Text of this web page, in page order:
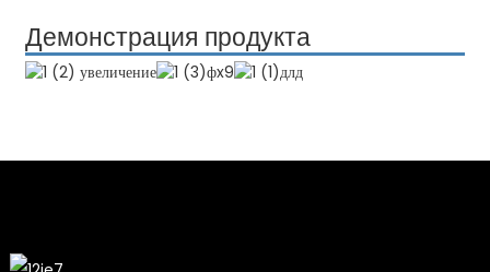
Демонстрация продукта